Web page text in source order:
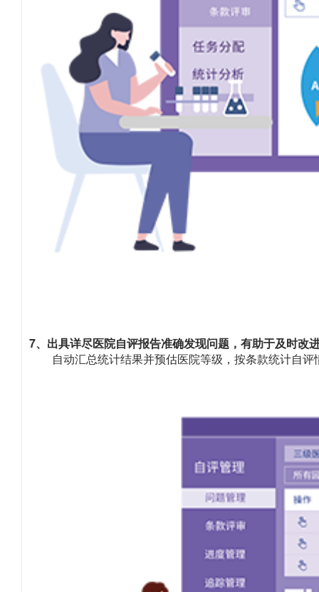
7、出具详尽医院自评报告准确发现问题，有助于及时改
自动汇总统计结果并预估医院等级，按条款统计自